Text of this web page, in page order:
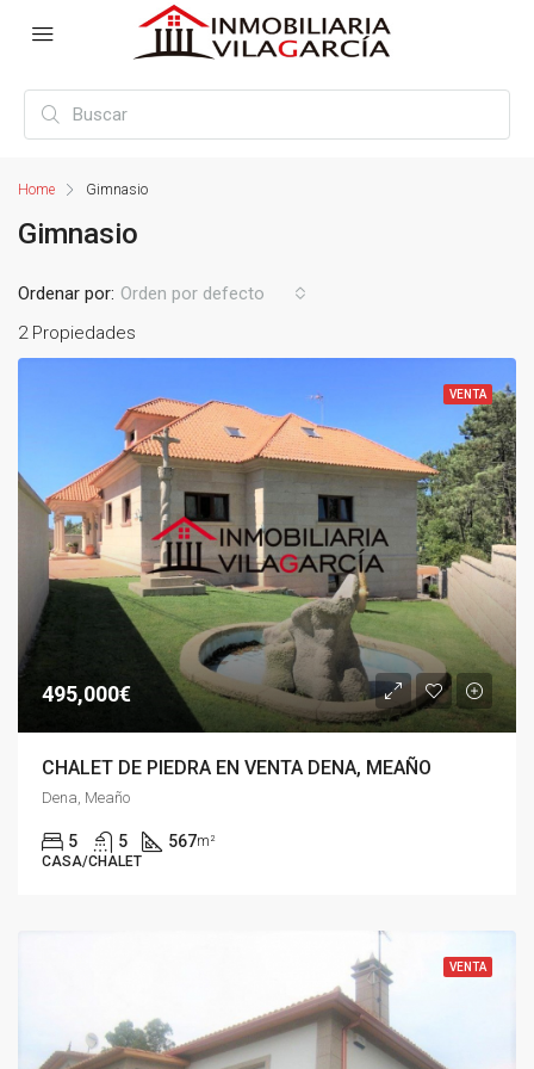
Home Gimnasio
Gimnasio
2 Propiedades
Ordenar por: Orden por defecto
VENTA
495,000€
CHALET DE PIEDRA EN VENTA DENA, MEAÑO
Dena, Meaño
5 5 567m²
CASA/CHALET
VENTA